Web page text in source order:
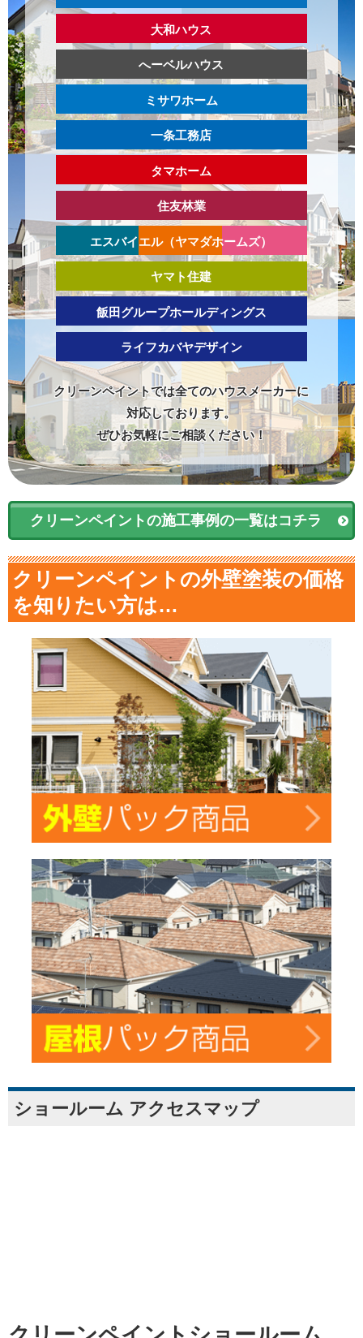
大和ハウス
へーベルハウス
ミサワホーム
一条工務店
タマホーム
住友林業
エスバイエル（ヤマダホームズ）
ヤマト住建
飯田グループホールディングス
ライフカバヤデザイン
クリーンペイントでは全てのハウスメーカーに
対応しております。
ぜひお気軽にご相談ください！
クリーンペイントの施工事例の一覧はコチラ
クリーンペイントの外壁塗装の価格
を知りたい方は…
ショールーム アクセスマップ